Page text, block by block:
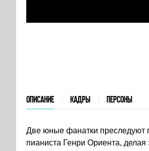
ОПИСАНИЕ КАДРЫ ПЕРСОНЫ
Две юные фанатки преследуют
пианиста Генри Ориента,